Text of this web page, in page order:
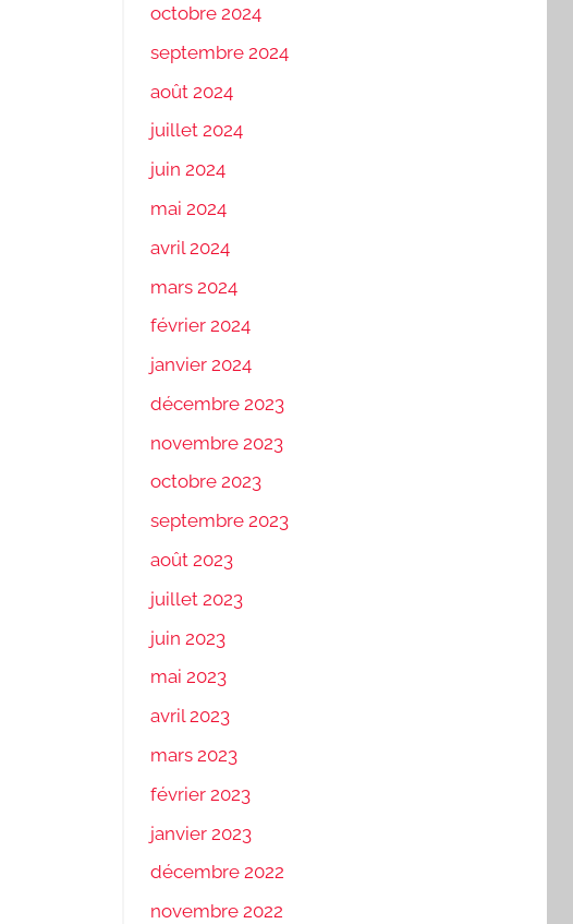
octobre 2024
septembre 2024
août 2024
juillet 2024
juin 2024
mai 2024
avril 2024
mars 2024
février 2024
janvier 2024
décembre 2023
novembre 2023
octobre 2023
septembre 2023
août 2023
juillet 2023
juin 2023
mai 2023
avril 2023
mars 2023
février 2023
janvier 2023
décembre 2022
novembre 2022